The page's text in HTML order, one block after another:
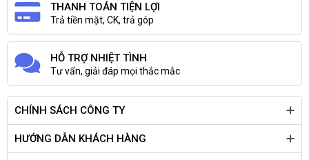
THANH TOÁN TIỆN LỢI
Trả tiền mặt, CK, trả góp
HỖ TRỢ NHIỆT TÌNH
Tư vấn, giải đáp mọi thắc mắc
CHÍNH SÁCH CÔNG TY
HƯỚNG DẪN KHÁCH HÀNG